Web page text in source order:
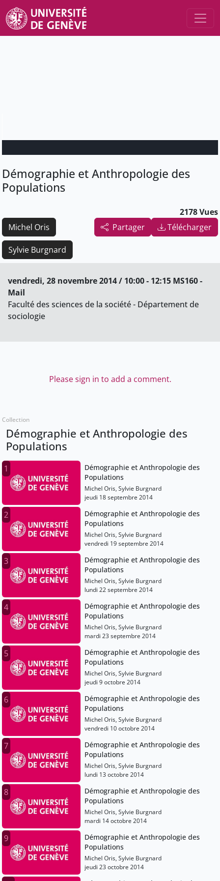
Démographie et Anthropologie des
Populations
2178 Vues
Partager
Télécharger
Michel Oris
Sylvie Burgnard
vendredi, 28 novembre 2014 / 10:00 - 12:15 MS160 -
Mail
Faculté des sciences de la société - Département de
sociologie
Please sign in to add a comment.
Collection
Démographie et Anthropologie des
Populations
1
Démographie et Anthropologie des
Populations
Michel Oris, Sylvie Burgnard
jeudi 18 septembre 2014
2
Démographie et Anthropologie des
Populations
Michel Oris, Sylvie Burgnard
vendredi 19 septembre 2014
3
Démographie et Anthropologie des
Populations
Michel Oris, Sylvie Burgnard
lundi 22 septembre 2014
4
Démographie et Anthropologie des
Populations
Michel Oris, Sylvie Burgnard
mardi 23 septembre 2014
5
Démographie et Anthropologie des
Populations
Michel Oris, Sylvie Burgnard
jeudi 9 octobre 2014
6
Démographie et Anthropologie des
Populations
Michel Oris, Sylvie Burgnard
vendredi 10 octobre 2014
7
Démographie et Anthropologie des
Populations
Michel Oris, Sylvie Burgnard
lundi 13 octobre 2014
8
Démographie et Anthropologie des
Populations
Michel Oris, Sylvie Burgnard
mardi 14 octobre 2014
9
Démographie et Anthropologie des
Populations
Michel Oris, Sylvie Burgnard
jeudi 23 octobre 2014